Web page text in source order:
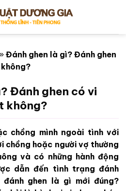
» Đánh ghen là gì? Đánh ghen
Đánh ghen có vi
không?
chồng mình ngoài tình với
chồng hoặc người vợ thường
và có những hành động
dẫn đến tình trạng đánh
đánh ghen là gì mới đúng?